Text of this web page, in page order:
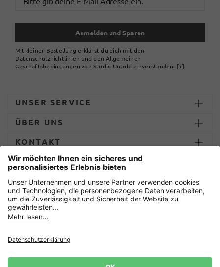
Anmelden und Sparen
Mit deiner Bestellung erklärst du dich mit den
Datenschutzrichtlinien und den Allgemeinen
Geschäftsbedingungen von Studio Untold einverstanden. [+]
UNSER SERVICE
ÜBER UNS
KONTAKT
ZAHLUNG UND LIEFERUNG
Sicher einkaufen mit
Impressum